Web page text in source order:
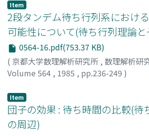
Item
2段タンデム待ち行列系におけ
可能性について(待ち行列理論
0564-16.pdf(753.37 KB)
( 京都大学数理解析研究所 , 数理解析研
Volume 564 , 1985 , pp.236-249 )
Item
団子の効果 : 待ち時間の比較(待
の周辺)